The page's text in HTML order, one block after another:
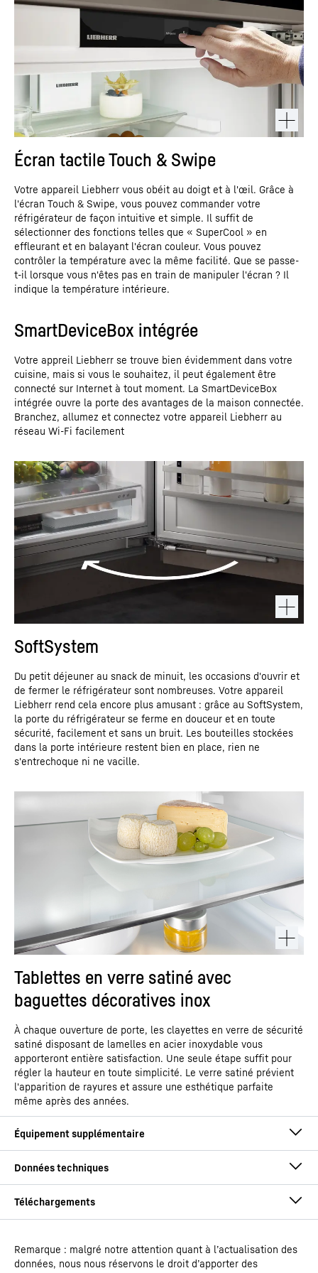
Écran tactile Touch & Swipe
Votre appareil Liebherr vous obéit au doigt et à l'œil. Grâce à
l'écran Touch & Swipe, vous pouvez commander votre
réfrigérateur de façon intuitive et simple. Il suffit de
sélectionner des fonctions telles que « SuperCool » en
effleurant et en balayant l'écran couleur. Vous pouvez
contrôler la température avec la même facilité. Que se passe-
t-il lorsque vous n'êtes pas en train de manipuler l'écran ? Il
indique la température intérieure.
SmartDeviceBox intégrée
Votre appreil Liebherr se trouve bien évidemment dans votre
cuisine, mais si vous le souhaitez, il peut également être
connecté sur Internet à tout moment. La SmartDeviceBox
intégrée ouvre la porte des avantages de la maison connectée.
Branchez, allumez et connectez votre appareil Liebherr au
réseau Wi-Fi facilement
SoftSystem
Du petit déjeuner au snack de minuit, les occasions d'ouvrir et
de fermer le réfrigérateur sont nombreuses. Votre appareil
Liebherr rend cela encore plus amusant : grâce au SoftSystem,
la porte du réfrigérateur se ferme en douceur et en toute
sécurité, facilement et sans un bruit. Les bouteilles stockées
dans la porte intérieure restent bien en place, rien ne
s'entrechoque ni ne vacille.
Tablettes en verre satiné avec
baguettes décoratives inox
À chaque ouverture de porte, les clayettes en verre de sécurité
satiné disposant de lamelles en acier inoxydable vous
apporteront entière satisfaction. Une seule étape suffit pour
régler la hauteur en toute simplicité. Le verre satiné prévient
l'apparition de rayures et assure une esthétique parfaite
même après des années.
Mode d'emploi
Remarque : malgré notre attention quant à l’actualisation des
données, nous nous réservons le droit d’apporter des